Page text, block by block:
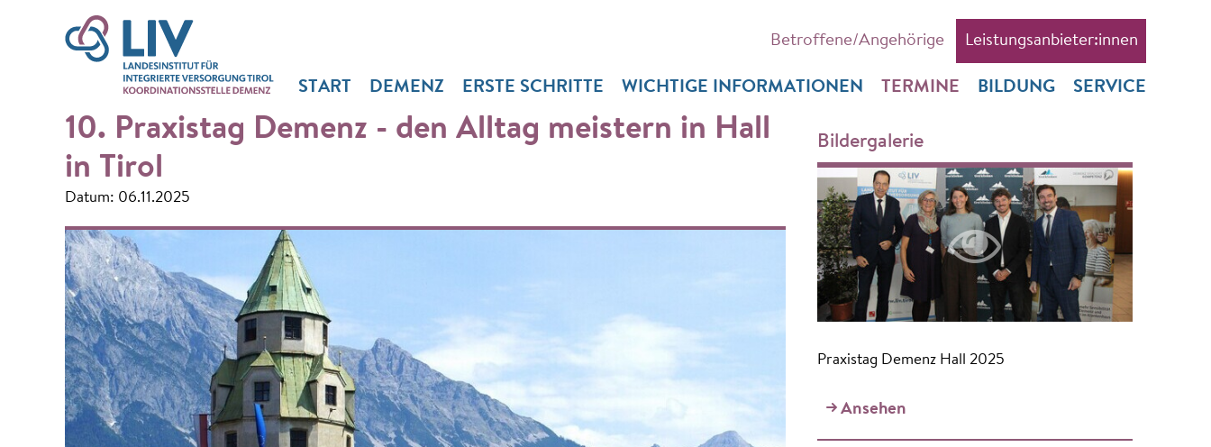
Betroffene/Angehörige Leistungsanbieter:innen
START DEMENZ ERSTE SCHRITTE WICHTIGE INFORMATIONEN TERMINE BILDUNG SERVICE
10. Praxistag Demenz - den Alltag meistern in Hall
in Tirol
Datum: 06.11.2025
Bildergalerie
Praxistag Demenz Hall 2025
Ansehen